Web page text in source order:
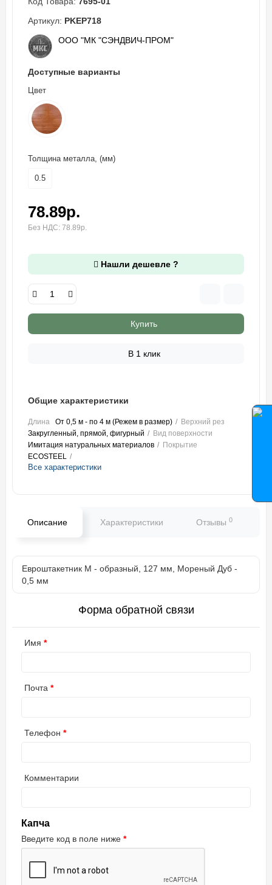
Артикул: PKEP718
ООО "МК "СЭНДВИЧ-ПРОМ"
Доступные варианты
Цвет
Толщина металла, (мм)
0.5
78.89р.
Без НДС: 78.89р.
Нашли дешевле ?
Купить
В 1 клик
Общие характеристики
Длина От 0,5 м - по 4 м (Режем в размер)
Верхний рез
Закругленный, прямой, фигурный
Вид поверхности
Имитация натуральных материалов
Покрытие
ECOSTEEL
Все характеристики
Описание Характеристики Отзывы 0
Евроштакетник М - образный, 127 мм, Мореный Дуб -
0,5 мм
Форма обратной связи
Имя
Почта
Телефон
Комментарии
Капча
Введите код в поле ниже